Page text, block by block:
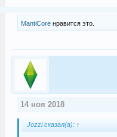
MantiCoreнравится это.
14 ноя 2018
Jozzi сказал(а): ↑